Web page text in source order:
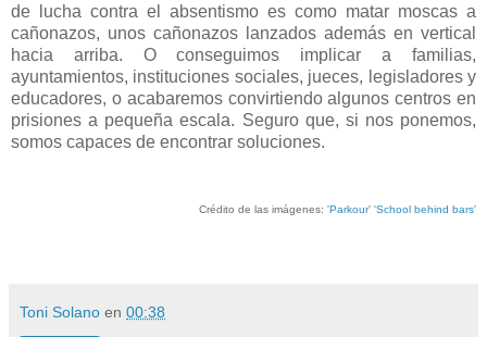
de lucha contra el absentismo es como matar moscas a
cañonazos, unos cañonazos lanzados además en vertical
hacia arriba. O conseguimos implicar a familias,
ayuntamientos, instituciones sociales, jueces, legisladores y
educadores, o acabaremos convirtiendo algunos centros en
prisiones a pequeña escala. Seguro que, si nos ponemos,
somos capaces de encontrar soluciones.
Crédito de las imágenes: 'Parkour' 'School behind bars'
Toni Solano en 00:38